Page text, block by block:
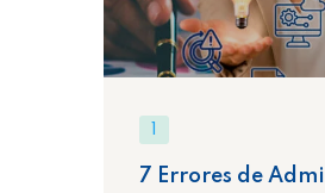
7 Errores de